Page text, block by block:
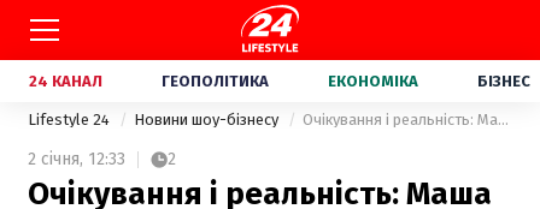
24 КАНАЛ ГЕОПОЛІТИКА ЕКОНОМІКА БІЗНЕС
Lifestyle 24 Новини шоу-бізнесу Очікування і реальність: Маша Єфросиніна розсмішила мережу новорічним фото
2 січня, 12:33 2
Очікування і реальність: Маша